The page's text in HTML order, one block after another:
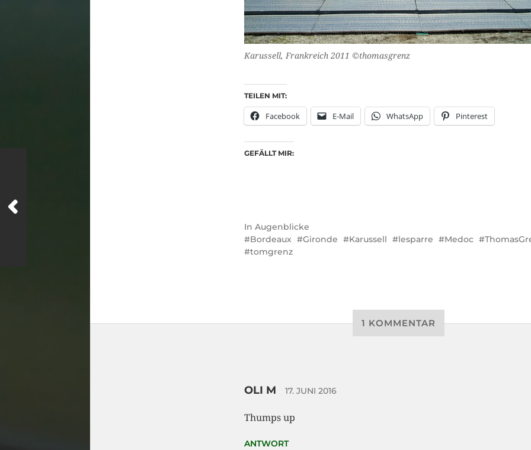
Karussell, Frankreich 2011 ©thomasgrenz
TEILEN MIT:
Facebook E-Mail WhatsApp Pinterest
GEFÄLLT MIR:
In Augenblicke
Bordeaux
Gironde Karussell lesparre Medoc
tomgrenz
1 KOMMENTAR
OLI M 17. JUNI 2016
Thumps up
ANTWORT